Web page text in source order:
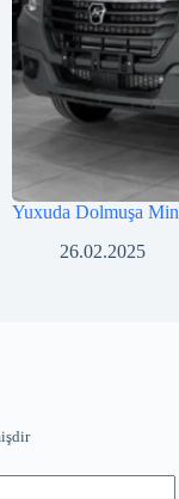
Yuxuda Dolmuşa
26.02.2025